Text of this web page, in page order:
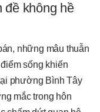
đề không hề
những mâu thuẫn
sống khiến
phường Bình Tây
mắc trong hôn